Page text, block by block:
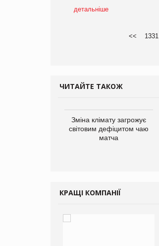
детальніше
<< 1331
ЧИТАЙТЕ ТАКОЖ
Зміна клімату загрожує
світовим дефіцитом чаю
матча
КРАЩІ КОМПАНІЇ